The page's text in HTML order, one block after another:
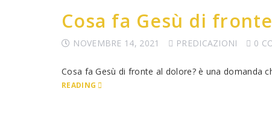
Cosa fa Gesù di
NOVEMBRE 14, 2021 PREDICAZIONI 0
Cosa fa Gesù di fronte al dolore? è una domanda
READING